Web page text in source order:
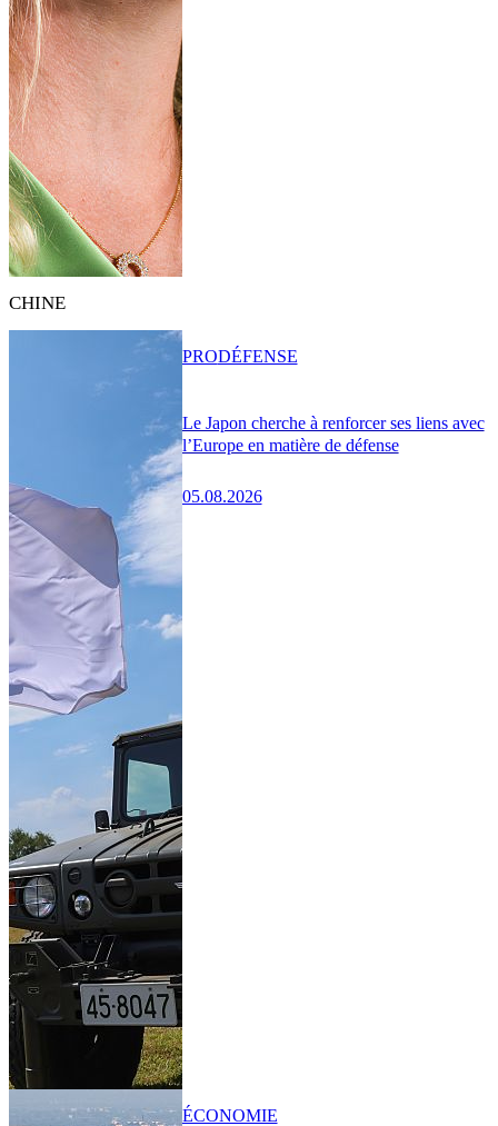
CHINE
Le Japon cherche à renforcer ses liens avec
l’Europe en matière de défense
05.08.2026
PRODÉFENSE
ÉCONOMIE